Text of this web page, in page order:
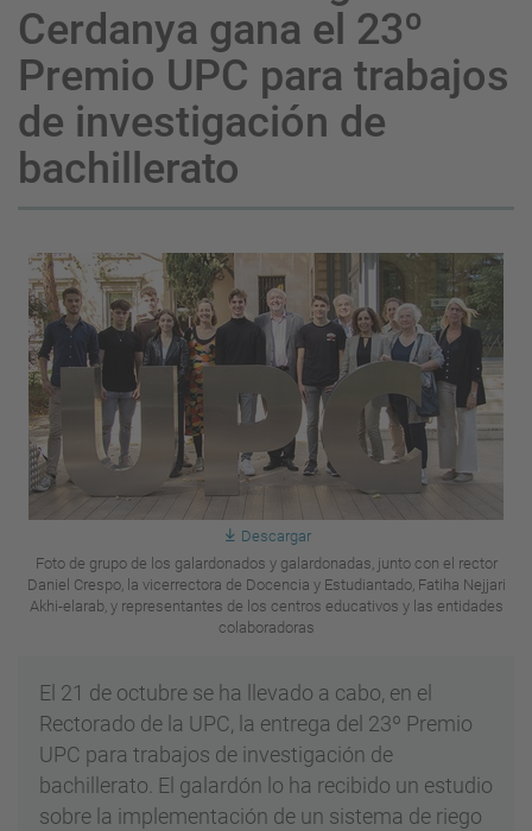
Cerdanya gana el 23º
Premio UPC para trabajos
de investigación de
bachillerato
Descargar
Foto de grupo de los galardonados y galardonadas, junto con el rector
Daniel Crespo, la vicerrectora de Docencia y Estudiantado, Fatiha Nejjari
Akhi-elarab, y representantes de los centros educativos y las entidades
colaboradoras
El 21 de octubre se ha llevado a cabo, en el
Rectorado de la UPC, la entrega del 23º Premio
UPC para trabajos de investigación de
bachillerato. El galardón lo ha recibido un estudio
sobre la implementación de un sistema de riego